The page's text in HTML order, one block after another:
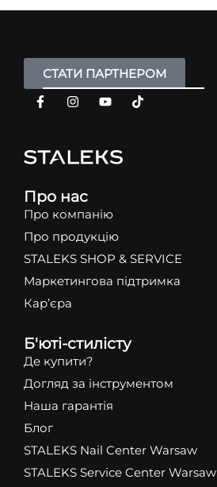
СТАТИ ПАРТНЕРОМ
Про нас
Про компанію
Про продукцію
STALEKS SHOP & SERVICE
Маркетингова підтримка
Кар’єра
Б'юті-стилісту
Де купити?
Догляд за інструментом
Наша гарантія
Блог
STALEKS Nail Center Warsaw
STALEKS Service Center Warsaw